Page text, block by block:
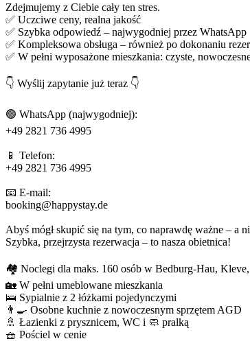
Zdejmujemy z Ciebie cały ten stres.
✅ Uczciwe ceny, realna jakość
✅ Szybka odpowiedź – najwygodniej przez WhatsApp
✅ Kompleksowa obsługa – również po dokonaniu
✅ W pełni wyposażone mieszkania: czyste,
👇 Wyślij zapytanie już teraz 👇
🟢 WhatsApp (najwygodniej):
+49 2821 736 4995
📱 Telefon:
+49 2821 736 4995
📧 E-mail:
booking@happystay.de
Abyś mógł skupić się na tym, co naprawdę ważne – a
Szybka, przejrzysta rezerwacja – to nasza obietnica!
🏘️ Noclegi dla maks. 160 osób w Bedburg-Hau,
🏡 W pełni umeblowane mieszkania
🛌 Sypialnie z 2 łóżkami pojedynczymi
👨‍🍳 Osobne kuchnie z nowoczesnym sprzętem AGD
🚿 Łazienki z prysznicem, WC i 🧼 pralką
🧺 Pościel w cenie